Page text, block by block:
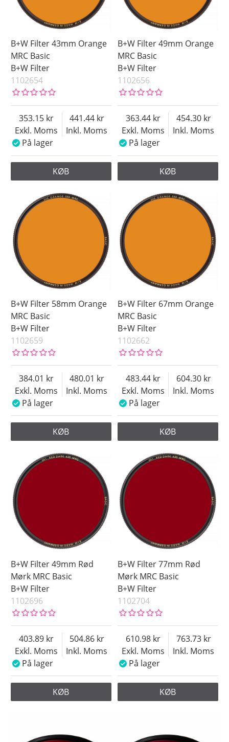
B+W Filter 43mm Orange
MRC Basic
B+W Filter
1102654
Exkl. Moms
353.15
Inkl. Moms
441.44
På lager
KØB
B+W Filter 49mm Orange
MRC Basic
B+W Filter
1102656
Exkl. Moms
363.44
Inkl. Moms
454.30
På lager
KØB
B+W Filter 58mm Orange
MRC Basic
B+W Filter
1102659
Exkl. Moms
384.01
Inkl. Moms
480.01
På lager
KØB
B+W Filter 67mm Orange
MRC Basic
B+W Filter
1102662
Exkl. Moms
483.44
Inkl. Moms
604.30
På lager
KØB
B+W Filter 49mm Rød
Mørk MRC Basic
B+W Filter
1102696
Exkl. Moms
403.89
Inkl. Moms
504.86
På lager
KØB
B+W Filter 77mm Rød
Mørk MRC Basic
B+W Filter
1102704
Exkl. Moms
610.98
Inkl. Moms
763.73
På lager
KØB